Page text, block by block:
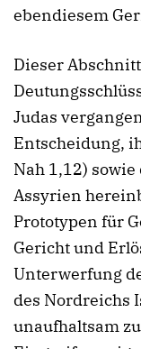
ebendiesem
Dieser
Judas
Entscheidung,
Nah 1,12)
Assyrien
Prototypen für
Gericht und
Unterwerfung
des Nordreichs
unaufhaltsam